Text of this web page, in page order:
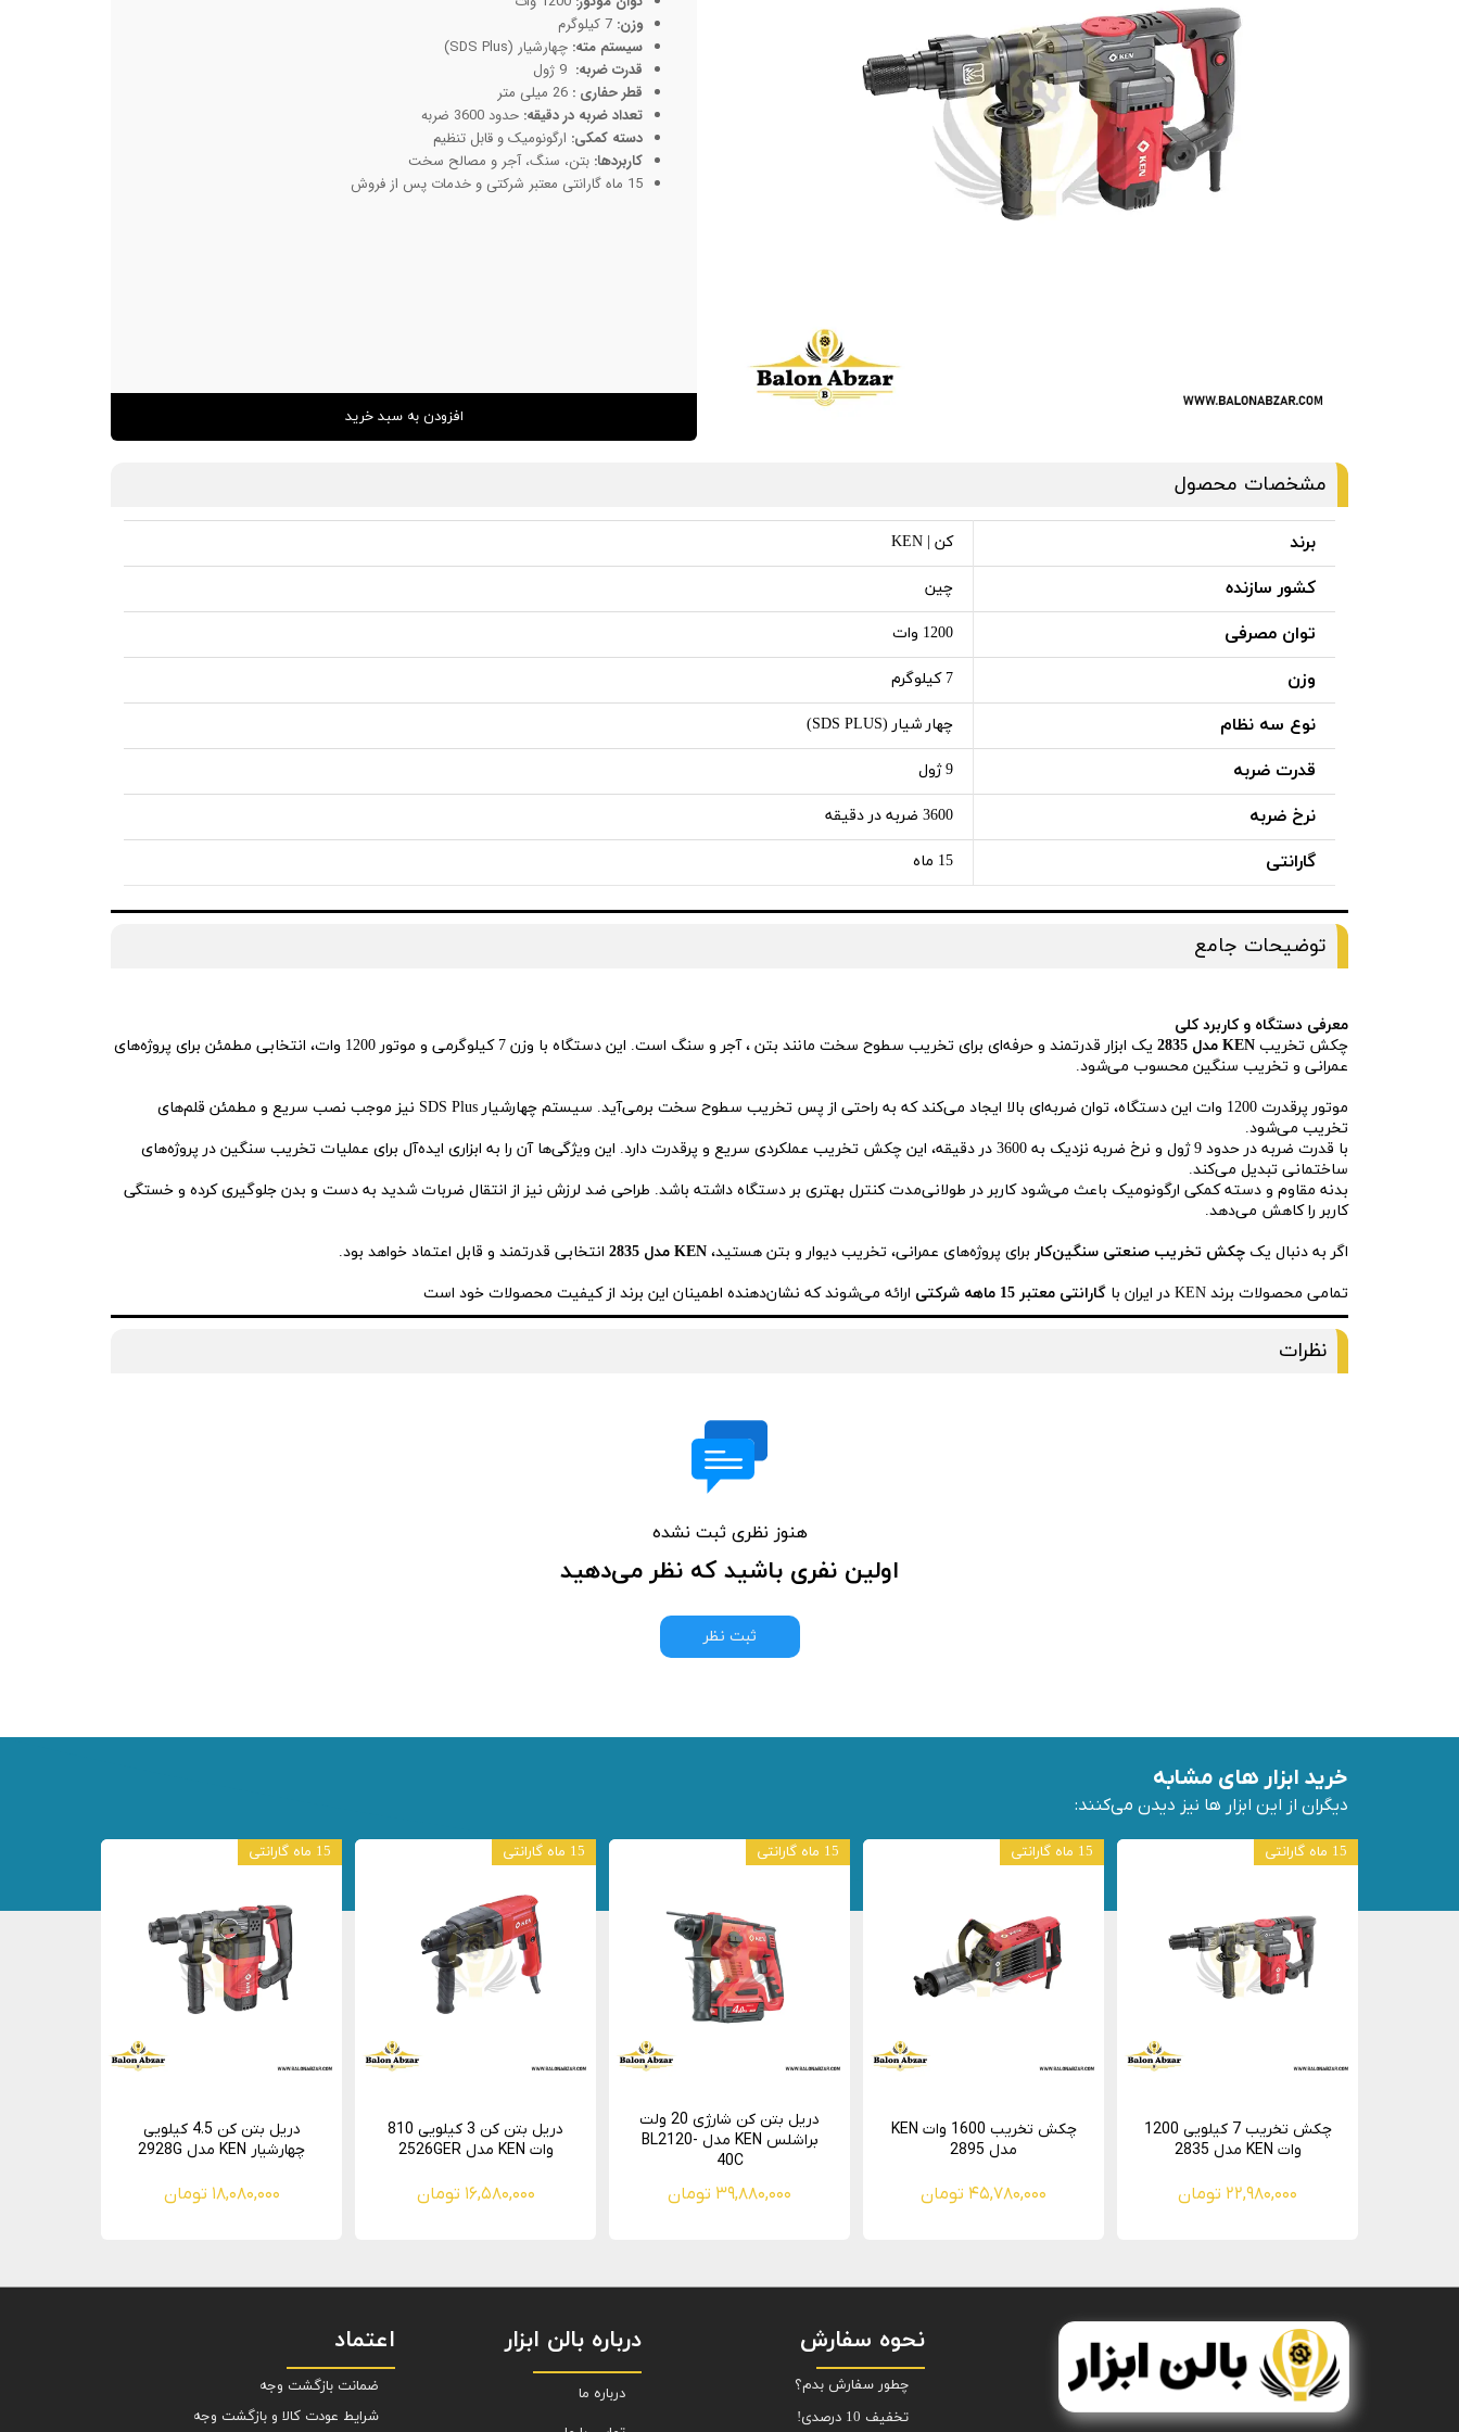
وزن:
سیستم مته: چهارشیار (SDS Plus)
قدرت ضربه:
قطر حفاری : 26 میلی متر
تعداد ضربه در دقیقه: حدود 3600 ضربه
دسته کمکی: ارگونومیک و قابل تنظیم
کاربردها: بتن، سنگ، آجر و مصالح سخت
15 ماه گارانتی معتبر شرکتی و خدمات پس از فروش
افزودن به سبد خرید
مشخصات محصول
برند کن | KEN
کشور سازنده چین
توان مصرفی 1200 وات
وزن 7 کیلوگرم
نوع سه نظام چهار شیار (SDS PLUS)
قدرت ضربه 9 ژول
نرخ ضربه 3600 ضربه در دقیقه
گارانتی 15 ماه
توضیحات جامع
معرفی دستگاه و کاربرد کلی
چکش تخریب KEN مدل 2835
یک ابزار قدرتمند و حرفه‌ای برای تخریب سطوح سخت مانند بتن ، آجر و سنگ است. این دستگاه با وزن 7 کیلوگرمی و موتور 1200 وات، انتخابی مطمئن برای پروژه‌های
عمرانی و تخریب سنگین محسوب می‌شود.
موتور پرقدرت 1200 وات این دستگاه، توان ضربه‌ای بالا ایجاد می‌کند که به راحتی از پس تخریب سطوح سخت برمی‌آید. سیستم چهارشیار SDS Plus نیز موجب نصب سریع و مطمئن قلم‌های
تخریب می‌شود.
با قدرت ضربه در حدود 9 ژول و نرخ ضربه نزدیک به 3600 در دقیقه، این چکش تخریب عملکردی سریع و پرقدرت دارد. این ویژگی‌ها آن را به ابزاری ایده‌آل برای عملیات تخریب سنگین در پروژه‌های
ساختمانی تبدیل می‌کند.
بدنه مقاوم و دسته کمکی ارگونومیک باعث می‌شود کاربر در طولانی‌مدت کنترل بهتری بر دستگاه داشته باشد. طراحی ضد لرزش نیز از انتقال ضربات شدید به دست و بدن جلوگیری کرده و خستگی
کاربر را کاهش می‌دهد.
اگر به دنبال یک چکش تخریب صنعتی سنگین‌کار برای پروژه‌های عمرانی، تخریب دیوار و بتن هستید، KEN مدل 2835
انتخابی قدرتمند و قابل اعتماد خواهد بود.
تمامی محصولات برند KEN در ایران با
گارانتی معتبر 15 ماهه شرکتی ارائه می‌شوند که نشان‌دهنده اطمینان این برند از کیفیت محصولات خود است
نظرات
هنوز نظری ثبت نشده
اولین نفری باشید که نظر می‌دهید
ثبت نظر
چکش تخریب 7 کیلویی 1200
وات KEN مدل 2835
۲۲,۹۸۰,۰۰۰ تومان
15 ماه گارانتی
چکش تخریب 1600 وات KEN
مدل 2895
۴۵,۷۸۰,۰۰۰ تومان
15 ماه گارانتی
دریل بتن کن شارژی 20 ولت
براشلس KEN مدل BL2120-
40C
۳۹,۸۸۰,۰۰۰ تومان
15 ماه گارانتی
دریل بتن کن 3 کیلویی 810
وات KEN مدل 2526GER
۱۶,۵۸۰,۰۰۰ تومان
15 ماه گارانتی
دریل بتن کن 4.5 کیلویی
چهارشیار KEN مدل 2928G
۱۸,۰۸۰,۰۰۰ تومان
15 ماه گارانتی
خرید ابزار های مشابه
دیگران از این ابزار ها نیز دیدن می‌کنند:
نحوه سفارش
چطور سفارش بدم؟
تخفیف 10 درصدی!
اعتماد
ضمانت بازگشت وجه
شرایط عودت کالا و بازگشت وجه
درباره بالن ابزار
درباره ما